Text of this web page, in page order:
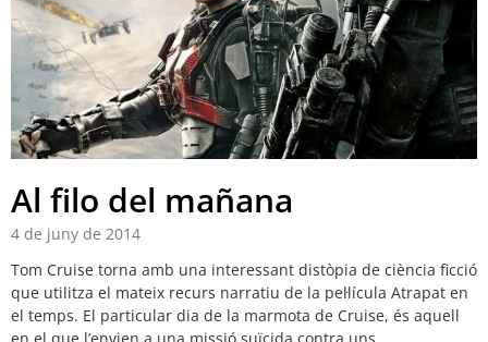
Al filo del mañana
4 de juny de 2014
Tom Cruise torna amb una interessant distòpia de ciència ficció
que utilitza el mateix recurs narratiu de la pel·lícula Atrapat en
el temps. El particular dia de la marmota de Cruise, és aquell